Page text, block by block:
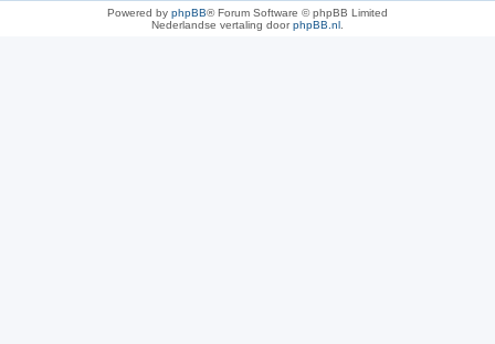
Powered by phpBB® Forum Software © phpBB Limited
Nederlandse vertaling doorphpBB.nl